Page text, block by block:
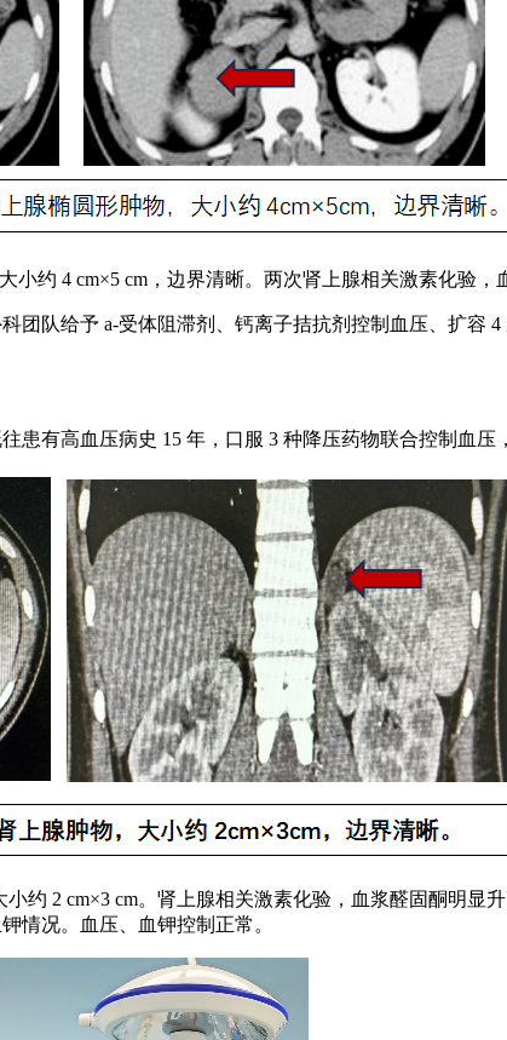
小约 4 cm×5 cm，边界清晰。两次肾上腺相关激素化验
团队给予 a-受体阻滞剂、钙离子拮抗剂控制血压、扩容
患有高血压病史 15 年，口服 3 种降压药物联合控制血压
约 2 cm×3 cm。肾上腺相关激素化验，血浆醛固酮明
情况。血压、血钾控制正常。